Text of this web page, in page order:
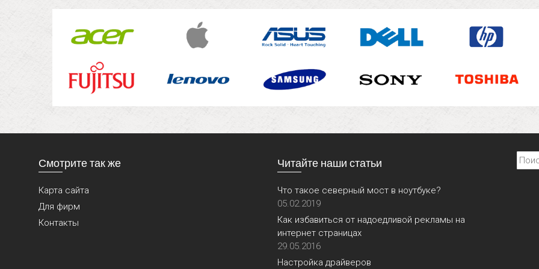
Смотрите так же
Карта сайта
Для фирм
Контакты
Читайте наши статьи
Что такое северный мост в ноутбуке?
05.02.2019
Как избавиться от надоедливой рекламы на
интернет страницах
29.05.2016
Настройка драйверов